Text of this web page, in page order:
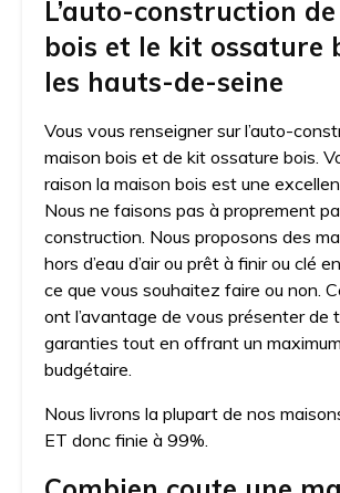
L’auto-construction
bois et le kit ossature
les hauts-de-seine
Vous vous renseigner sur l’auto-
maison bois et de kit ossature bois.
raison la maison bois est une
Nous ne faisons pas à proprement
construction. Nous proposons des
hors d’eau d’air ou prêt à finir ou clé
ce que vous souhaitez faire ou non.
ont l’avantage de vous présenter de
garanties tout en offrant un
budgétaire.
Nous livrons la plupart de nos
ET donc finie à 99%.